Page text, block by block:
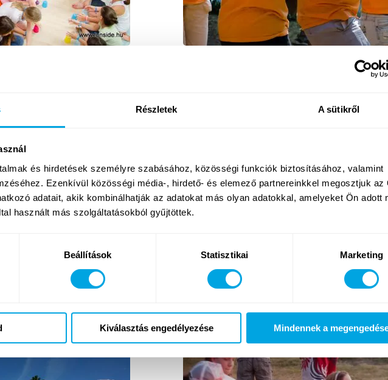
Részletek A sütikről
és hirdetések személyre szabásához, közösségi funkciók biztosításához, valamint
Ezenkívül közösségi média-, hirdető- és elemező partnereinkkel megosztjuk az
adatait, akik kombinálhatják az adatokat más olyan adatokkal, amelyeket Ön adott
használt más szolgáltatásokból gyűjtöttek.
Beállítások Statisztikai Marketing
Kiválasztás engedélyezése Mindennek a
amikor 294 fő játszotta el a Cup
a táborban július 17-én. A
helyezettjei, a ByTheWay
dalt az RTL Klub népszerű
Elkészült rövidfilmünk a balatoni táborról: itt
nosztalgiázás a tavalyi nyárról! Az Aftermovie
is nehéz mennyi program és élmény várt ránk
Videósunk több hetet is velünk töltött és sok-sok
BALATON
ÖRÖKRE SZÓLÓ ÉLMÉNYEK,
PROGRAMOK: EZ VOLT A
Balaton hírek